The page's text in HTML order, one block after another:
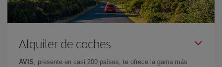
Alquiler de coches
AVIS , presente en casi 200 países, te ofrece la gama más